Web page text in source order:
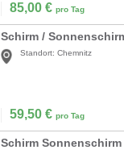
85,00 € pro Tag
Schirm /
Standort: Chemnitz
59,50 € pro Tag